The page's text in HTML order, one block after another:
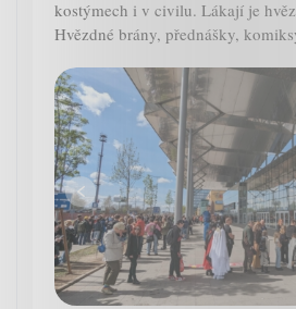
kostýmech i v civilu. Lákají je
Hvězdné brány, přednášky,